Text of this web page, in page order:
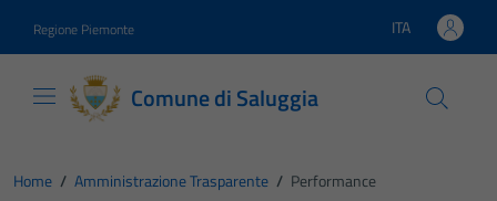
Regione Piemonte Lingua attiva:
ITA
Comune di Saluggia
Home / Amministrazione Trasparente / Performance